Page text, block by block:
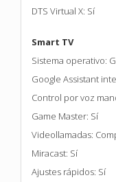
DTS Virtual X: Sí
Smart TV
Sistema operativo:
Google Assistant
Control por voz
Game Master: Sí
Videollamadas:
Miracast: Sí
Ajustes rápidos: Sí